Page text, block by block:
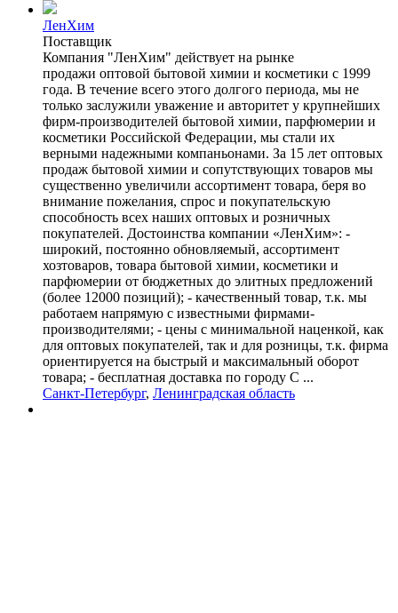
ЛенХим
Поставщик
Компания "ЛенХим" действует на рынке
продажи оптовой бытовой химии и косметики с 1999
года. В течение всего этого долгого периода, мы не
только заслужили уважение и авторитет у крупнейших
фирм-производителей бытовой химии, парфюмерии и
косметики Российской Федерации, мы стали их
верными надежными компаньонами. За 15 лет оптовых
продаж бытовой химии и сопутствующих товаров мы
существенно увеличили ассортимент товара, беря во
внимание пожелания, спрос и покупательскую
способность всех наших оптовых и розничных
покупателей. Достоинства компании «ЛенХим»: -
широкий, постоянно обновляемый, ассортимент
хозтоваров, товара бытовой химии, косметики и
парфюмерии от бюджетных до элитных предложений
(более 12000 позиций); - качественный товар, т.к. мы
работаем напрямую с известными фирмами-
производителями; - цены с минимальной наценкой, как
для оптовых покупателей, так и для розницы, т.к. фирма
ориентируется на быстрый и максимальный оборот
товара; - бесплатная доставка по городу С ...
Санкт-Петербург, Ленинградская область